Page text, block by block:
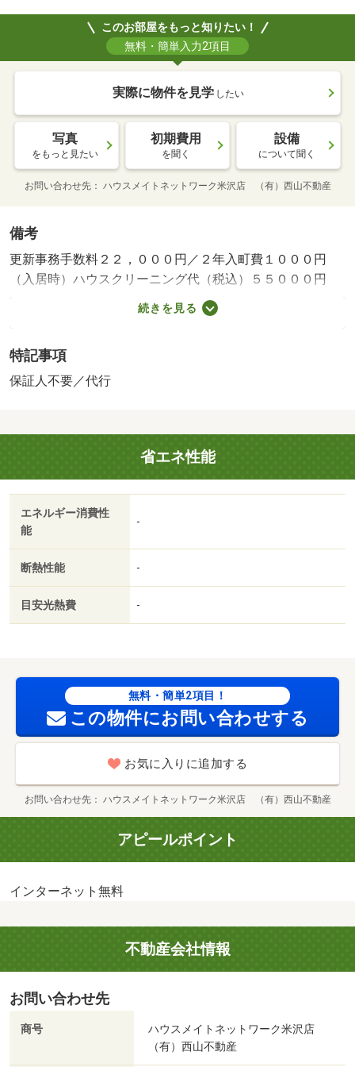
このお部屋をもっと知りたい！
無料・簡単入力2項目
実際に物件を見学 したい
写真
をもっと見たい
初期費用
を聞く
設備
について聞く
お問い合わせ先 ハウスメイトネットワーク米沢店 （有）西山不動産
備考
更新事務手数料２２，０００円／２年入町費１０００円
（入居時）ハウスクリーニング代（税込）５５０００円
（入居時）保証会社利用必須更新事務手数料２．２万円・
賃貸保証等：加入要（初回保証料：総額賃料の７０％ 月
月・インターネット無料インターネット無料・仲介手数
料：１．１ヶ月
続きを見る
特記事項
保証人不要／代行
省エネ性能
エネルギー消費性
能
-
断熱性能 -
目安光熱費 -
無料・簡単2項目！
この物件にお問い合わせする
お気に入りに追加する
お問い合わせ先 ハウスメイトネットワーク米沢店 （有）西山不動産
アピールポイント
インターネット無料
不動産会社情報
お問い合わせ先
商号
ハウスメイトネットワーク米沢店
（有）西山不動産